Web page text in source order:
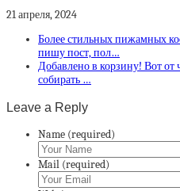
21 апреля, 2024
Более стильных пижамных
пишу пост, пол…
Добавлено в корзину! Вот от
собирать …
Leave a Reply
Name (required)
Mail (required)